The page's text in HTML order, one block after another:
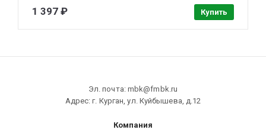
1 397 ₽ Купить
Эл. почта: mbk@fmbk.ru
Адрес: г. Курган, ул. Куйбышева, д.12
Компания